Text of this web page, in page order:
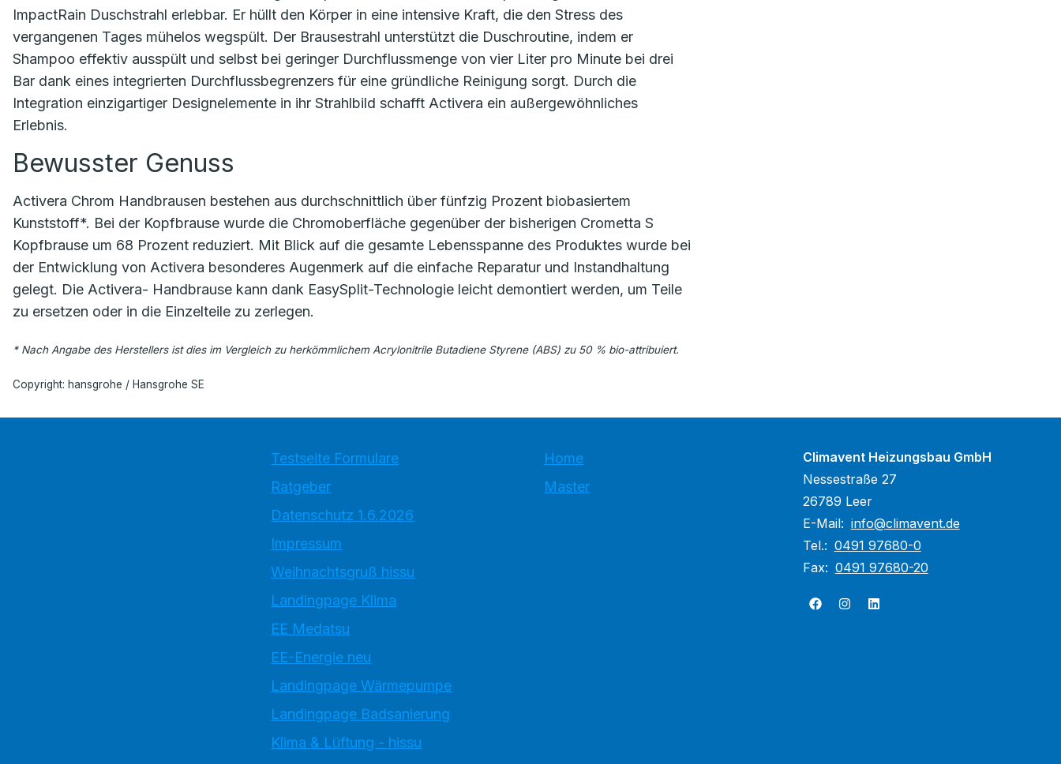
ImpactRain Duschstrahl erlebbar. Er hüllt den Körper in eine intensive Kraft, die den Stress des
vergangenen Tages mühelos wegspült. Der Brausestrahl unterstützt die Duschroutine, indem er
Shampoo effektiv ausspült und selbst bei geringer Durchflussmenge von vier Liter pro Minute bei drei
Bar dank eines integrierten Durchflussbegrenzers für eine gründliche Reinigung sorgt. Durch die
Integration einzigartiger Designelemente in ihr Strahlbild schafft Activera ein außergewöhnliches
Erlebnis.
Bewusster Genuss
Activera Chrom Handbrausen bestehen aus durchschnittlich über fünfzig Prozent biobasiertem
Kunststoff*. Bei der Kopfbrause wurde die Chromoberfläche gegenüber der bisherigen Crometta S
Kopfbrause um 68 Prozent reduziert. Mit Blick auf die gesamte Lebensspanne des Produktes wurde bei
der Entwicklung von Activera besonderes Augenmerk auf die einfache Reparatur und Instandhaltung
gelegt. Die Activera- Handbrause kann dank EasySplit-Technologie leicht demontiert werden, um Teile
zu ersetzen oder in die Einzelteile zu zerlegen.
* Nach Angabe des Herstellers ist dies im Vergleich zu herkömmlichem Acrylonitrile Butadiene Styrene (ABS) zu 50 % bio-attribuiert.
Copyright: hansgrohe / Hansgrohe SE
Testseite Formulare
Ratgeber
Datenschutz 1.6.2026
Impressum
Weihnachtsgruß hissu
Landingpage Klima
EE Medatsu
EE-Energie neu
Landingpage Wärmepumpe
Landingpage Badsanierung
Klima & Lüftung - hissu
Home
Master
Climavent Heizungsbau GmbH
Nessestraße 27
26789 Leer
E-Mail: info@climavent.de
Tel.: 0491 97680-0
Fax: 0491 97680-20